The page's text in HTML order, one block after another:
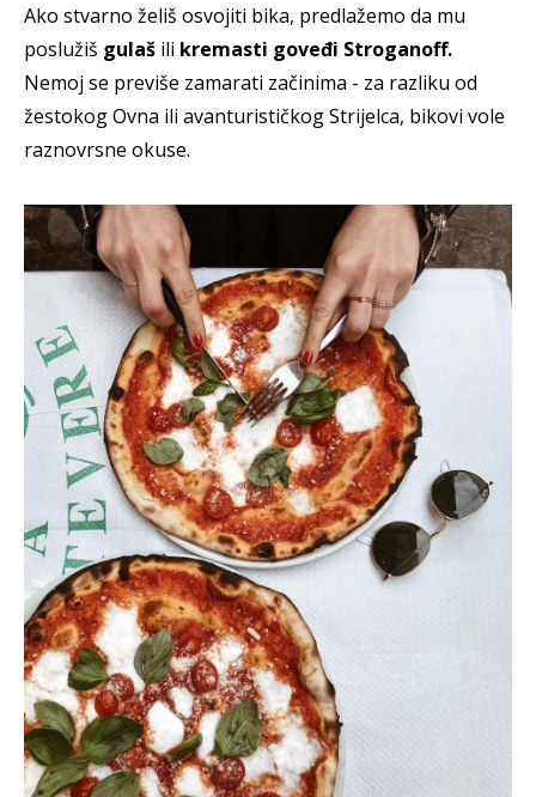
Ako stvarno želiš osvojiti bika, predlažemo da mu
poslužiš gulaš ili kremasti goveđi Stroganoff.
Nemoj se previše zamarati začinima - za razliku od
žestokog Ovna ili avanturističkog Strijelca, bikovi vole
raznovrsne okuse.